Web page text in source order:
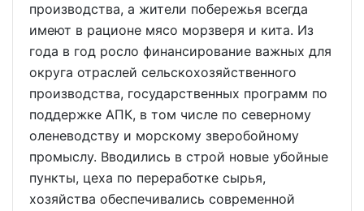
производства, а жители побережья всегда
имеют в рационе мясо морзверя и кита. Из
года в год росло финансирование важных для
округа отраслей сельскохозяйственного
производства, государственных программ по
поддержке АПК, в том числе по северному
оленеводству и морскому зверобойному
промыслу. Вводились в строй новые убойные
пункты, цеха по переработке сырья,
хозяйства обеспечивались современной